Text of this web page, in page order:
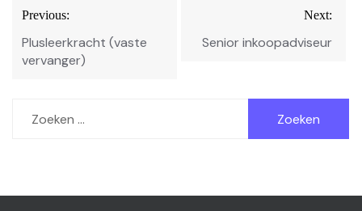
Bericht
navigatie
Previous:
Plusleerkracht (vaste
vervanger)
Next:
Senior inkoopadviseur
naar: